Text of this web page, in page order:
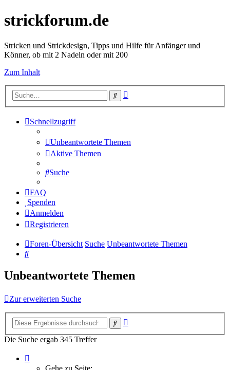
strickforum.de
Stricken und Strickdesign, Tipps und Hilfe für Anfänger und
Könner, ob mit 2 Nadeln oder mit 200
Zum Inhalt
Suche
Schnellzugriff
Unbeantwortete Themen
Aktive Themen
Suche
FAQ
Spenden
Anmelden
Registrieren
Foren-Übersicht Suche Unbeantwortete Themen
Suche
Unbeantwortete Themen
Zur erweiterten Suche
Suche
Die Suche ergab 345 Treffer
Gehe zu Seite: